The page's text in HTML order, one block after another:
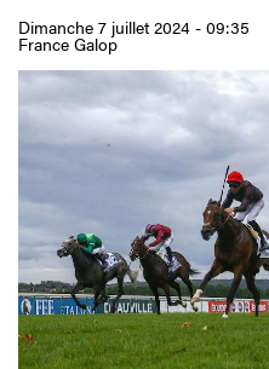
Dimanche 7 juillet 2024 - 09:35
France Galop